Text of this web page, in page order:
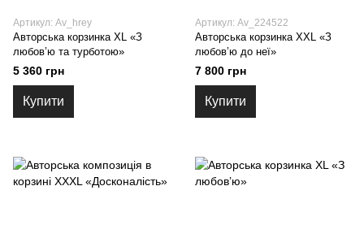
Артикул: Av_hrey
Авторська корзинка XL «З
любов’ю та турботою»
5 360 грн
Купити
Артикул: Av_224522
Авторська корзинка XXL «З
любов’ю до неї»
7 800 грн
Купити